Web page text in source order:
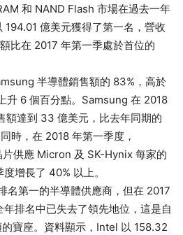
和 NAND Flash 市場在過去一年
億美元獲得了第一名，營收
比在 2017 年第一季處於首位的
半導體銷售額的 83%，高於
升 6 個百分點。Samsung 在 2018
額達到 33 億美元，比去年同期的
時，在 2018 年第一季度，
供應 Micron 及 SK-Hynix 每家的
增長了 40% 以上。
名第一的半導體供應商，但在 2017
排名中已失去了領先地位，這是自
寶座。資料顯示，Intel 以 158.32